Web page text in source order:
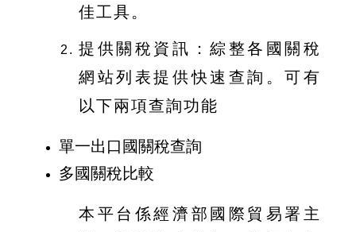
佳工具。
提供關稅資訊：綜整各國關稅
網站列表提供快速查詢。可有
以下兩項查詢功能
單一出口國關稅查詢
多國關稅比較
本平台係經濟部國際貿易署主